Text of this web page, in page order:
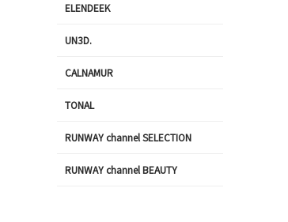
ELENDEEK
UN3D.
CALNAMUR
TONAL
RUNWAY channel SELECTION
RUNWAY channel BEAUTY